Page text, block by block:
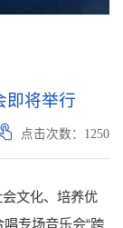
将举行
点击次数： 1250
文化、培养优
专场音乐会“跨